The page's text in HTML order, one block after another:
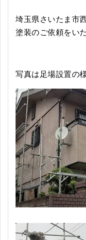
埼玉県さいたま市
塗装のご依頼をい
写真は足場設置の